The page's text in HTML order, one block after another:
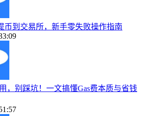
币到交易所，新手零失败操作指南
，别踩坑！一文搞懂Gas费本质与省钱